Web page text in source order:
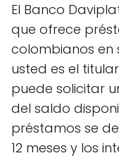
El Banco
que ofrece
colombianos en
usted es el
puede solicitar
del saldo
préstamos se
12 meses y los